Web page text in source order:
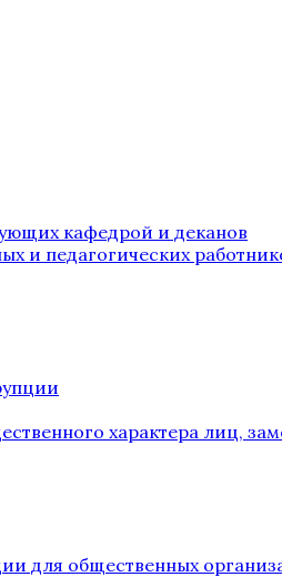
кафедрой и деканов
и педагогических
характера лиц,
для общественных